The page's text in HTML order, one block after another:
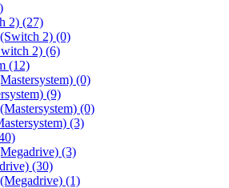
2) (27)
2) (0)
2) (6)
(12)
(0)
(9)
(0)
(3)
(3)
(30)
(1)